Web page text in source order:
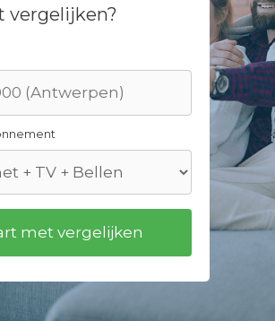
vergelijken?